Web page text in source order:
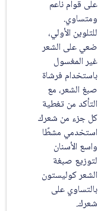
على قوام ناعم
ومتساوي.
للتلوين الأولي،
ضعي على الشعر
غير المغسول
باستخدام فرشاة
صبغ الشعر، مع
التأكد من تغطية
كل جزء من شعرك
استخدمي مشطًا
واسع الأسنان
لتوزيع صبغة
الشعر كوليستون
بالتساوي على
شعرك.